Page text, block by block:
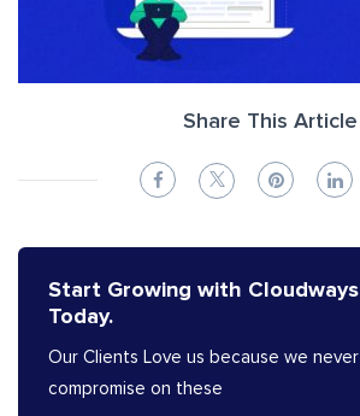
Share This Article
Start Growing with Cloudways
Today.
Our Clients Love us because we never
compromise on these